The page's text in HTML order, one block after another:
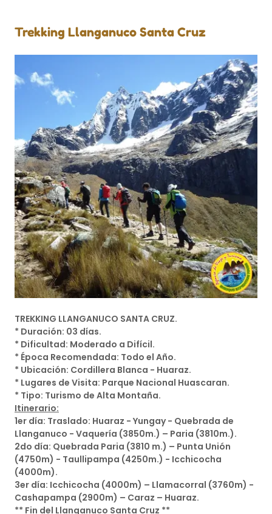
Trekking Llanganuco Santa Cruz
TREKKING LLANGANUCO SANTA CRUZ.
* Duración: 03 días.
* Dificultad: Moderado a Difícil.
* Época Recomendada: Todo el Año.
* Ubicación: Cordillera Blanca - Huaraz.
* Lugares de Visita: Parque Nacional Huascaran.
* Tipo: Turismo de Alta Montaña.
Itinerario:
1er día: Traslado: Huaraz - Yungay - Quebrada de
Llanganuco - Vaquería (3850m.) – Paria (3810m.).
2do día: Quebrada Paria (3810 m.) – Punta Unión
(4750m) - Taullipampa (4250m.) - Icchicocha
(4000m).
3er día: Icchicocha (4000m) – Llamacorral (3760m) -
Cashapampa (2900m) – Caraz – Huaraz.
** Fin del Llanganuco Santa Cruz **